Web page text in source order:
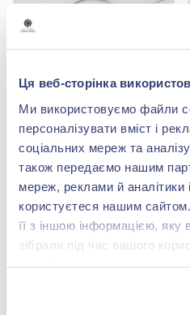
Ця веб-сторінка
Ми використовуємо файли
персоналізувати вміст і
соціальних мереж та
також передаємо нашим
мереж, реклами й аналітики
користуєтеся нашим
її з іншою інформацією,
зібрали під час вашого
Кольє зі срібла 925° без
вставки, арт. 8038
3 621,00 грн
2 172,60 грн
Купити